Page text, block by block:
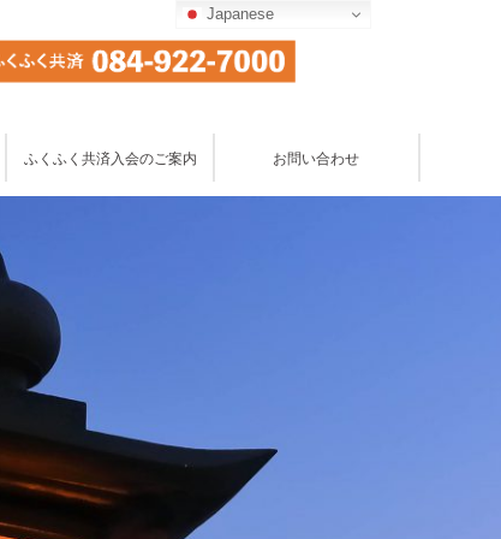
ふくふく共済入会のご案内 お問い合わせ
Japanese
Japanese